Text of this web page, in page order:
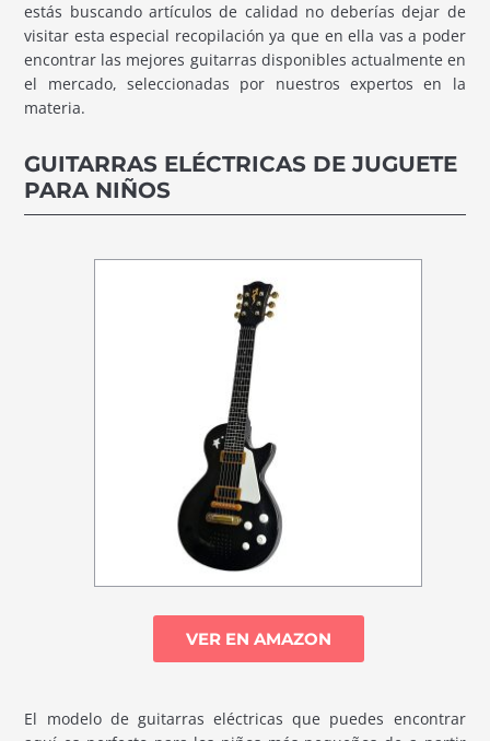
estás buscando artículos de calidad no deberías dejar de
visitar esta especial recopilación ya que en ella vas a poder
encontrar las mejores guitarras disponibles actualmente en
el mercado, seleccionadas por nuestros expertos en la
materia.
GUITARRAS ELÉCTRICAS DE JUGUETE
PARA NIÑOS
VER EN AMAZON
El modelo de guitarras eléctricas que puedes encontrar